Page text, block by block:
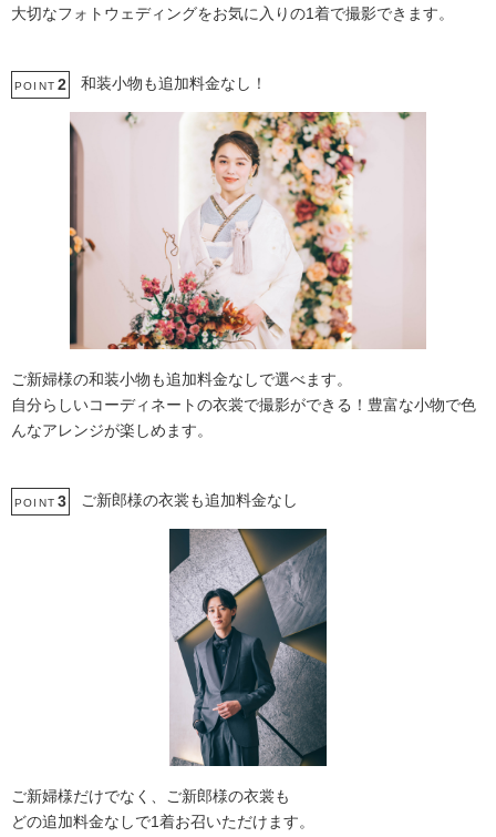
大切なフォトウェディングをお気に入りの1着で撮影できます。
POINT 2 和装小物も追加料金なし！
ご新婦様の和装小物も追加料金なしで選べます。
自分らしいコーディネートの衣裳で撮影ができる！豊富な小物で色
んなアレンジが楽しめます。
POINT 3 ご新郎様の衣裳も追加料金なし
ご新婦様だけでなく、ご新郎様の衣裳も
どの追加料金なしで1着お召いただけます。